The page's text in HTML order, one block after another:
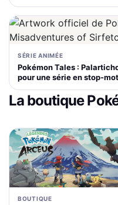
SÉRIE ANIMÉE
Pokémon Tales :
pour une série en stop-
La boutique
BOUTIQUE